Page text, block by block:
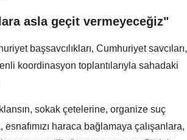
asla geçit vermeyeceğiz"
başsavcılıkları, Cumhuriyet savcıları,
koordinasyon toplantılarıyla sahadaki
sokak çetelerine, organize suç
haraca bağlamaya çalışanlara,